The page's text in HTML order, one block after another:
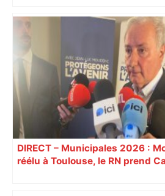
DIRECT – Municipales 2026 :
réélu à Toulouse, le RN prend